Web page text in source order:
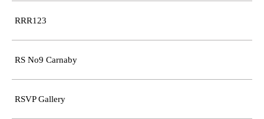
RRR123
RS No9 Carnaby
RSVP Gallery